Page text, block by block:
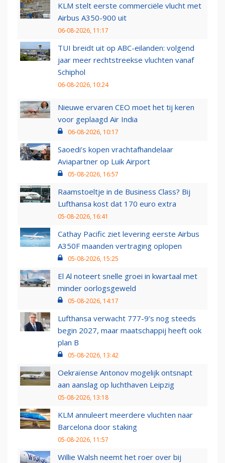
KLM stelt eerste commerciële vlucht met
Airbus A350-900 uit
06-08-2026, 11:17
TUI breidt uit op ABC-eilanden: volgend
jaar meer rechtstreekse vluchten vanaf
Schiphol
06-08-2026, 10:24
Nieuwe ervaren CEO moet het tij keren
voor geplaagd Air India
06-08-2026, 10:17
Saoedi’s kopen vrachtafhandelaar
Aviapartner op Luik Airport
05-08-2026, 16:57
Raamstoeltje in de Business Class? Bij
Lufthansa kost dat 170 euro extra
05-08-2026, 16:41
Cathay Pacific ziet levering eerste Airbus
A350F maanden vertraging oplopen
05-08-2026, 15:25
El Al noteert snelle groei in kwartaal met
minder oorlogsgeweld
05-08-2026, 14:17
Lufthansa verwacht 777-9’s nog steeds
begin 2027, maar maatschappij heeft ook
plan B
05-08-2026, 13:42
Oekraïense Antonov mogelijk ontsnapt
aan aanslag op luchthaven Leipzig
05-08-2026, 13:18
KLM annuleert meerdere vluchten naar
Barcelona door staking
05-08-2026, 11:57
Willie Walsh neemt het roer over bij